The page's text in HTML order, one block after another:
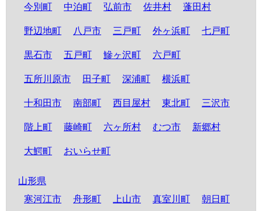
今別町 中泊町 弘前市 佐井村 蓬田村
野辺地町 八戸市 三戸町 外ヶ浜町 七戸町
黒石市 五戸町 鰺ヶ沢町 六戸町
五所川原市 田子町 深浦町 横浜町
十和田市 南部町 西目屋村 東北町 三沢市
階上町 藤崎町 六ヶ所村 むつ市 新郷村
大鰐町 おいらせ町
山形県
寒河江市
舟形町 上山市 真室川町 朝日町